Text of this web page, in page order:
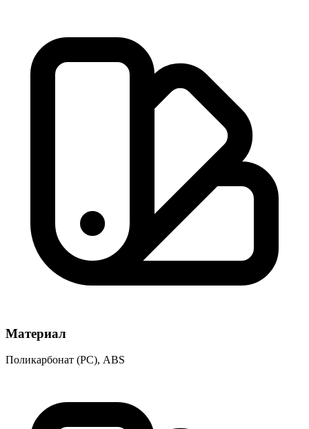
Материал
Поликарбонат (PC), ABS